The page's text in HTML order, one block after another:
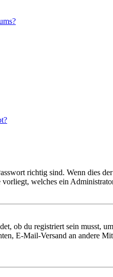
richtig sind. Wenn dies
welches ein
ob du registriert sein musst,
E-Mail-Versand an andere